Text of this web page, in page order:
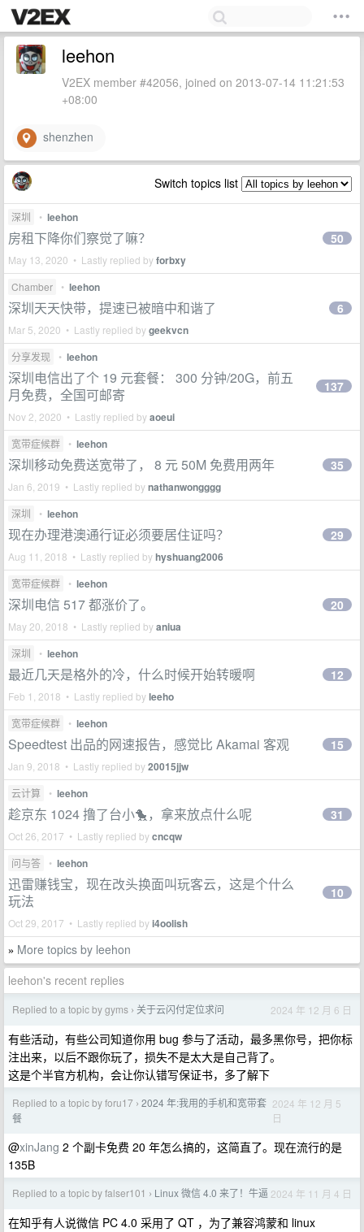
leehon
V2EX member #42056, joined on 2013-07-14 11:21:53
+08:00
shenzhen
Switch topics list
深圳 • leehon
房租下降你们察觉了嘛？
May 13, 2020 • Lastly replied byforbxy
50
Chamber • leehon
深圳天天快带，提速已被暗中和谐了
Mar 5, 2020 • Lastly replied bygeekvcn
6
分享发现 • leehon
深圳电信出了个 19 元套餐： 300 分钟/20G，前五
月免费，全国可邮寄
Nov 2, 2020 • Lastly replied byaoeui
137
宽带症候群 • leehon
深圳移动免费送宽带了， 8 元 50M 免费用两年
Jan 6, 2019 • Lastly replied bynathanwongggg
35
深圳 • leehon
现在办理港澳通行证必须要居住证吗？
Aug 11, 2018 • Lastly replied byhyshuang2006
29
宽带症候群 • leehon
深圳电信 517 都涨价了。
May 20, 2018 • Lastly replied byaniua
20
深圳 • leehon
最近几天是格外的冷，什么时候开始转暖啊
Feb 1, 2018 • Lastly replied byleeho
12
宽带症候群 • leehon
Speedtest 出品的网速报告，感觉比 Akamai 客观
Jan 9, 2018 • Lastly replied by20015jjw
15
云计算 • leehon
趁京东 1024 撸了台小🐤，拿来放点什么呢
Oct 26, 2017 • Lastly replied bycncqw
31
问与答 • leehon
迅雷赚钱宝，现在改头换面叫玩客云，这是个什么
玩法
Oct 29, 2017 • Lastly replied byi4oolish
10
» More topics by leehon
leehon's recent replies
Replied to a topic by gyms › 关于云闪付定位求问 2024 年 12 月 6 日
有些活动，有些公司知道你用 bug 参与了活动，最多黑你号，把你标
注出来，以后不跟你玩了，损失不是太大是自己背了。
这是个半官方机构，会让你认错写保证书，多了解下
Replied to a topic by foru17 › 2024 年:我用的手机和宽带套
餐
2024 年 12 月 5
日
@xinJang 2 个副卡免费 20 年怎么搞的，这简直了。现在流行的是
135B
Replied to a topic by falser101 › Linux 微信 4.0 来了！牛逼 2024 年 11 月 4 日
在知乎有人说微信 PC 4.0 采用了 QT ，为了兼容鸿蒙和 linux